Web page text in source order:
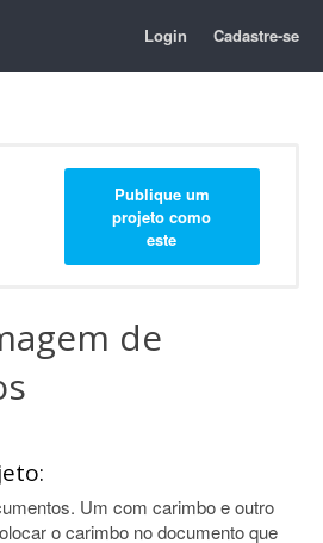
Login Cadastre-se
Publique um
projeto como
este
de
Um com carimbo e outro
o carimbo no documento que